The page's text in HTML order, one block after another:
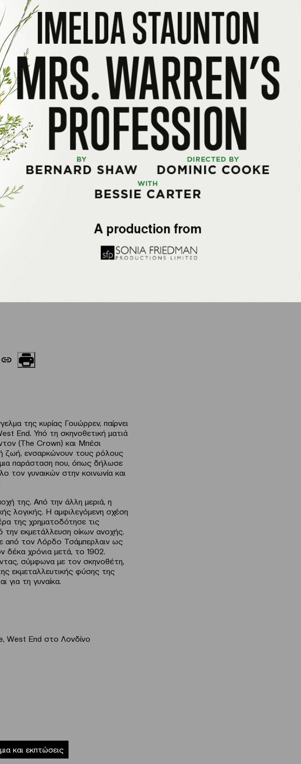
της κυρίας Γουώρρεν, παίρνει
End. Υπό τη σκηνοθετική ματιά
(The Crown) και Μπέσι
ζωή, ενσαρκώνουν τους ρόλους
μια παράσταση που, όπως δήλωσε
τον γυναικών στην κοινωνία και
της. Από την άλλη μεριά, η
λογικής. Η αμφιλεγόμενη σχέση
της χρηματοδότησε τις
εκμετάλλευση οίκων ανοχής.
από τον Λόρδο Τσάμπερλαιν ως
δέκα χρόνια μετά, το 1902.
σύμφωνα με τον σκηνοθέτη,
εκμεταλλευτικής φύσης της
για τη γυναίκα.
West End στο Λονδίνο
και εκπτώσεις